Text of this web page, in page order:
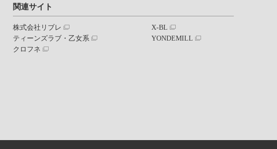
関連サイト
株式会社リブレ
ティーンズラブ・乙女系
クロフネ
X-BL
YONDEMILL